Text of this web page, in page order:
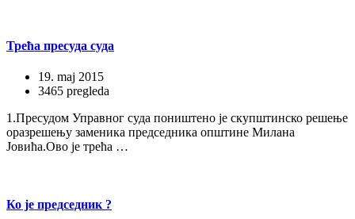
Трећа пресуда суда
19. maj 2015
3465 pregleda
1.Пресудом Управног суда поништено је скупштинско решење
оразрешењу заменика председника општине Милана
Јовића.Ово је трећа …
Ко је председник ?